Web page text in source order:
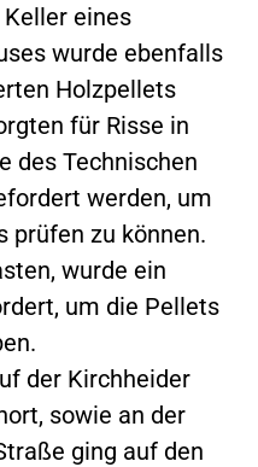
eines
wurde ebenfalls
Holzpellets
für Risse in
des Technischen
werden, um
prüfen zu können.
wurde ein
um die Pellets
der Kirchheider
sowie an der
ging auf den